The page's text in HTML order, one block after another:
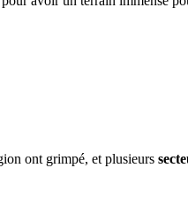
ont grimpé, et plusieurs